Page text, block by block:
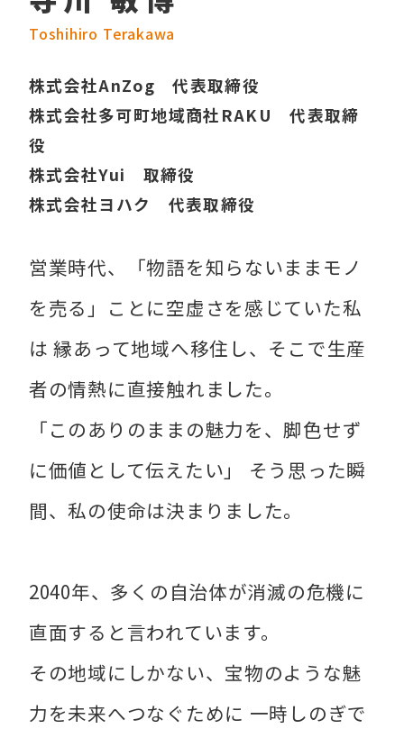
Toshihiro Terakawa
株式会社AnZog 代表取締役
株式会社多可町地域商社RAKU 代表取締
役
株式会社Yui 取締役
株式会社ヨハク 代表取締役
営業時代、「物語を知らないままモノ
を売る」ことに空虚さを感じていた私
は 縁あって地域へ移住し、そこで生産
者の情熱に直接触れました。
「このありのままの魅力を、脚色せず
に価値として伝えたい」 そう思った瞬
間、私の使命は決まりました。
2040年、多くの自治体が消滅の危機に
直面すると言われています。
その地域にしかない、宝物のような魅
力を未来へつなぐために 一時しのぎで